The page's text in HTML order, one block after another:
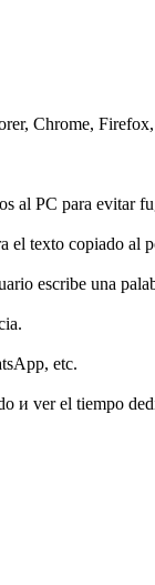
Chrome,
al PC para evitar
el texto copiado al
escribe una
etc.
и ver el tiempo